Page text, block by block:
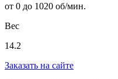
от 0 до 1020 об/мин.
Вес
14.2
Заказать на сайте